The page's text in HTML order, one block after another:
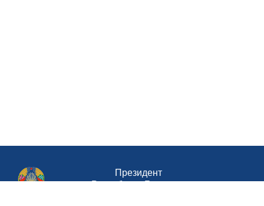
Президент
Республики Беларусь